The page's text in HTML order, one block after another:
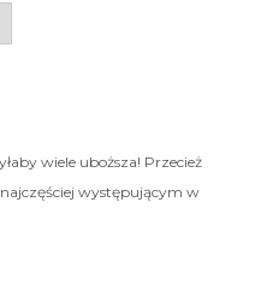
wiele uboższa! Przecież
występującym w